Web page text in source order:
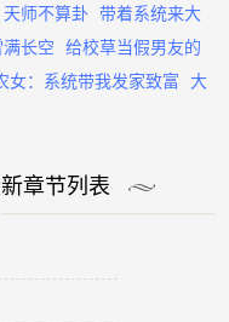
天师不算卦
带着系统来大
满长空
给校草当假男友的
女：系统带我发家致富
大
章节列表